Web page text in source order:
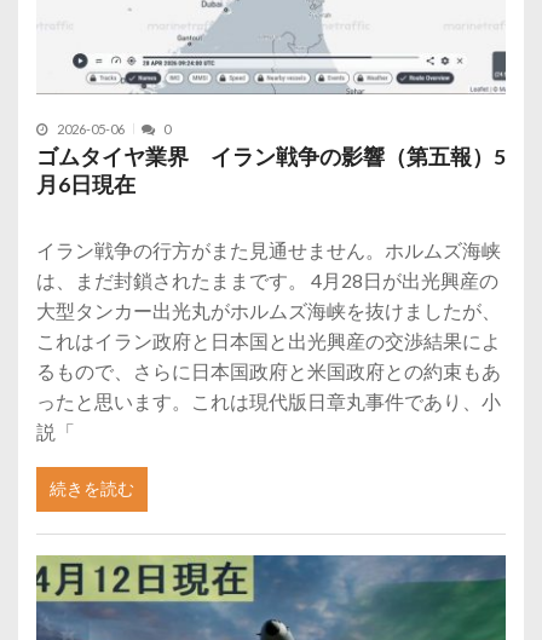
2026-05-06 0
ゴムタイヤ業界 イラン戦争の影響（第五報）5
月6日現在
イラン戦争の行方がまた見通せません。ホルムズ海峡
は、まだ封鎖されたままです。 4月28日が出光興産の
大型タンカー出光丸がホルムズ海峡を抜けましたが、
これはイラン政府と日本国と出光興産の交渉結果によ
るもので、さらに日本国政府と米国政府との約束もあ
ったと思います。これは現代版日章丸事件であり、小
説「
続きを読む